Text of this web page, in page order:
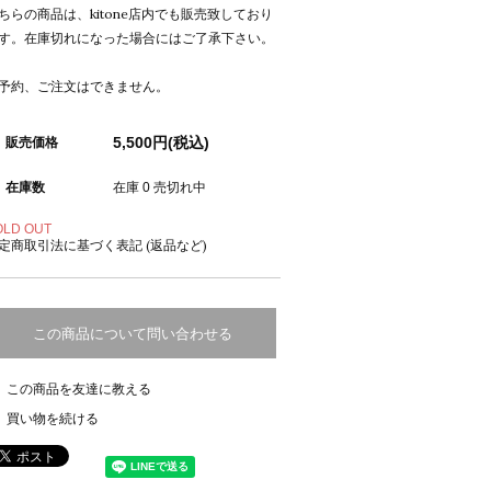
らの商品は、kitone店内でも販売致しており
。在庫切れになった場合にはご了承下さい。
約、ご注文はできません。
販売価格 5,500円(税込)
在庫数 在庫 0 売切れ中
OUT
商取引法に基づく表記 (返品など)
この商品について問い合わせる
この商品を友達に教える
買い物を続ける